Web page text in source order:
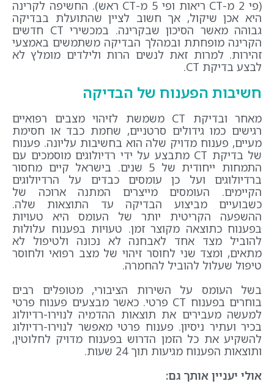
(פי 2 מ-CT ריאות ופי 5 מ-CT ראש). החשיפה לקרינה
היא אכן שיקול, אך חשוב לציין שהתועלת בבדיקה
גבוהה מאשר הסיכון שבקרינה. במכשירי CT חדשים
הקרינה מופחתת ובמהלך הבדיקה משתמשים באמצעי
זהירות. למרות זאת לנשים הרות ולילדים מומלץ לא
לבצע בדיקת CT.
חשיבות הפענוח של הבדיקה
מאחר ובדיקת CT משמשת לזיהוי מצבים רפואיים
רגישים כמו גידולים סרטניים, שחמת כבד או חסימת
מעיים, פענוח מדויק שלה הוא בחשיבות עליונה. פענוח
של בדיקת CT מתבצע על ידי רדיולוגים מוסמכים עם
התמחות ייחודית של 5 שנים. בישראל קיים מחסור
ברדיולוגים ועל כן עומסים כבדים על הרדיולוגים
הקיימים. העומסים מייצרים המתנה ארוכה של
כשבועיים מביצוע הבדיקה עד התוצאות שלה.
ההשפעה הקריטית יותר של העומס היא טעויות
בפענוח כתוצאה מקוצר זמן. טעויות בפענוח עלולות
להוביל מצד אחד לאבחנה לא נכונה ולטיפול לא
מתאים, ומצד שני לחוסר זיהוי של מצב רפואי ולחוסר
טיפול שעלול להוביל להחמרה.
בשל העומס על השירות הציבורי, מטופלים רבים
בוחרים בפענוח CT פרטי. כאשר מבצעים פענוח פרטי
למעשה מעבירים את תוצאות ההדמיה לנוירו-רדיולוג
בכיר ועתיר ניסיון. פענוח פרטי מאפשר לנוירו-רדיולוג
להשקיע את כל הזמן הדרוש בפענוח מדויק לחלוטין,
ותוצאות הפענוח מגיעות תוך 24 שעות.
אולי יעניין אותך גם: